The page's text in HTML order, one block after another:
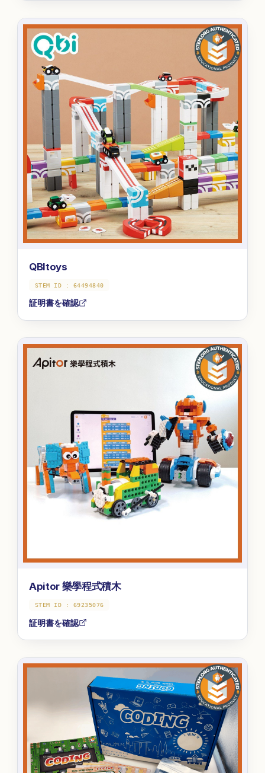
QBItoys
STEM ID : 64494840
証明書を確認
Apitor 樂學程式積木
STEM ID : 69235076
証明書を確認